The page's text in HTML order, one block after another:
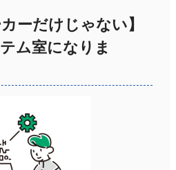
ーだけじゃない】
ム室になりま